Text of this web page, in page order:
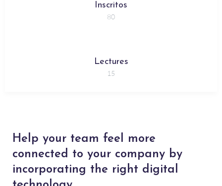
Inscritos
80
Lectures
15
Help your team feel more
connected to your company by
incorporating the right digital